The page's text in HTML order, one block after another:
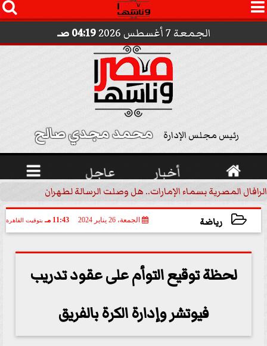
 
الجمعة 7 أغسطس 2026 04:19 صـ
رئيس مجلس الإدارة محمد مجدي صالح
 أخبار عاجل 
الرافال المصرية بسماء الإمارات.. هل وصلت الرسالة لطهران؟..
رياضة الجمعة، 26 يناير 2024 11:43 مـ بتوقيت القاهرة
لحظة توقيع التوأم على عقود تدريب
فيوتشر وإدارة الكرة بالفريق